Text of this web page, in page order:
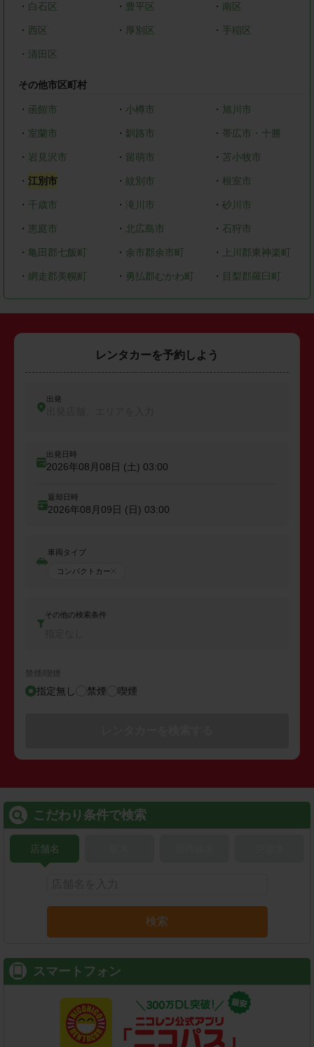
・ 白石区 ・ 豊平区 ・ 南区
・ 西区 ・ 厚別区 ・ 手稲区
・ 清田区
その他市区町村
・ 函館市 ・ 小樽市 ・ 旭川市
・ 室蘭市 ・ 釧路市 ・ 帯広市・十勝
・ 岩見沢市 ・ 留萌市 ・苫小牧市
・ 江別市 ・ 紋別市 ・ 根室市
・ 千歳市 ・ 滝川市 ・砂川市
・ 恵庭市 ・ 北広島市 ・ 石狩市
・ 亀田郡七飯町 ・ 余市郡余市町 ・ 上川郡東神楽町
・ 網走郡美幌町 ・ 勇払郡むかわ町 ・ 目梨郡羅臼町
レンタカーを予約しよう
出発
出発日時
2026年08月08日 (土) 03:00
返却日時
2026年08月09日 (日) 03:00
車両タイプ
コンパクトカー
その他の検索条件
禁煙/喫煙
指定無し 禁煙 喫煙
こだわり条件で検索
店舗名
検索
スマートフォン